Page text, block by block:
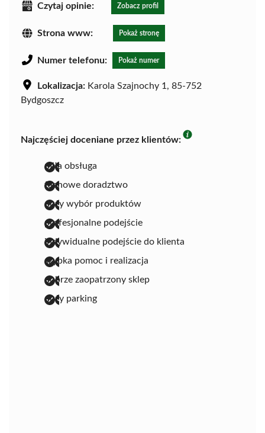
Czytaj opinie: Zobacz profil
Strona www: Pokaż stronę
Numer telefonu: Pokaż numer
Lokalizacja: Karola Szajnochy 1, 85-752
Bydgoszcz
Najczęściej doceniane przez klientów:
miła obsługa
fachowe doradztwo
duży wybór produktów
profesjonalne podejście
indywidualne podejście do klienta
szybka pomoc i realizacja
dobrze zaopatrzony sklep
duży parking